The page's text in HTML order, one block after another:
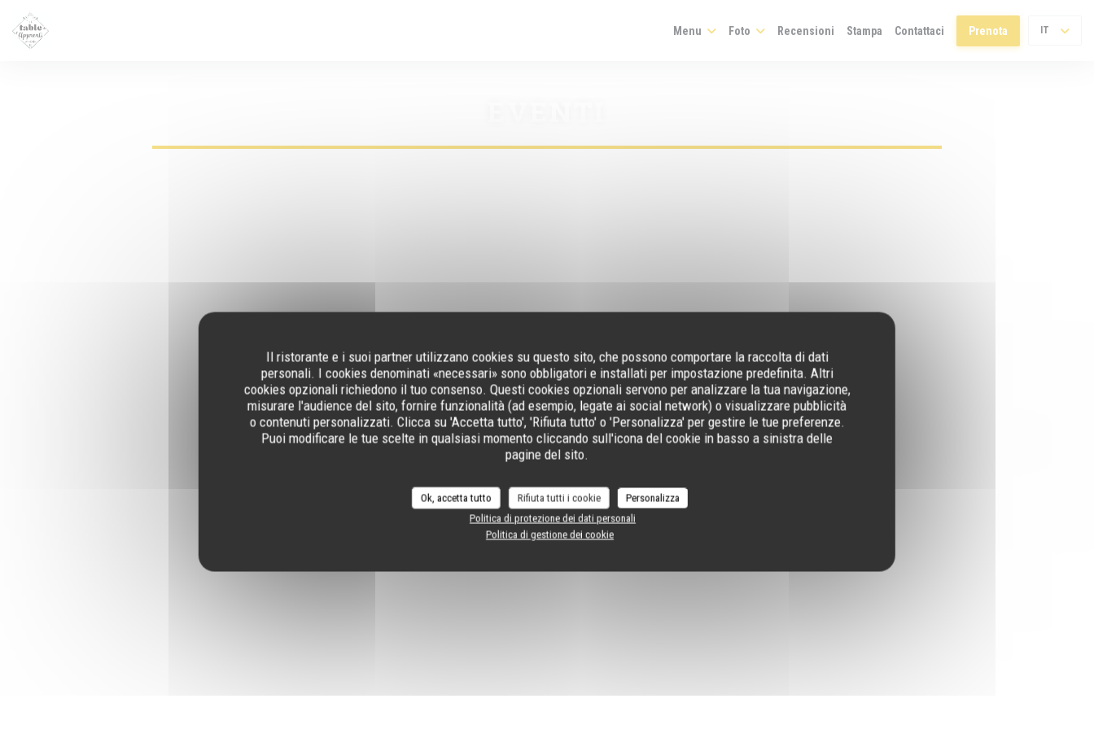
Il ristorante e i suoi partner utilizzano cookies su questo sito, che possono comportare la raccolta di dati
personali. I cookies denominati «necessari» sono obbligatori e installati per impostazione predefinita. Altri
cookies opzionali richiedono il tuo consenso. Questi cookies opzionali servono per analizzare la tua navigazione,
misurare l'audience del sito, fornire funzionalità (ad esempio, legate ai social network) o visualizzare pubblicità
o contenuti personalizzati. Clicca su 'Accetta tutto', 'Rifiuta tutto' o 'Personalizza' per gestire le tue preferenze.
Puoi modificare le tue scelte in qualsiasi momento cliccando sull'icona del cookie in basso a sinistra delle
pagine del sito.
Ok, accetta tutto Rifiuta tutti i cookie
Personalizza
Politica di protezione dei dati personali
Politica di gestione dei cookie
Menu Foto Recensioni Stampa Contattaci Prenota IT